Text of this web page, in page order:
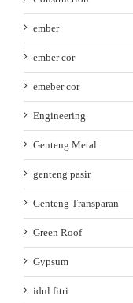
ember
ember cor
emeber cor
Engineering
Genteng Metal
genteng pasir
Genteng Transparan
Green Roof
Gypsum
idul fitri